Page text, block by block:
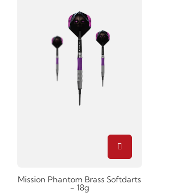
Mission Phantom Brass Softdarts
- 18g